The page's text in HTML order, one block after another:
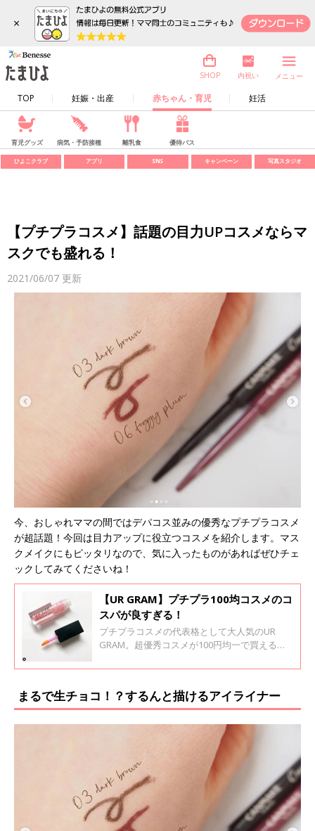
×
TOP 妊娠・出産 赤ちゃん・育児 妊活
SHOP 内祝い メニュー
育児グッズ 病気・予防接種 離乳食 優待パス
ひよこクラブ アプリ SNS キャンペーン 写真スタジオ
【プチプラコスメ】話題の目力UPコスメならマ
スクでも盛れる！
2021/06/07 更新
今、おしゃれママの間ではデパコス並みの優秀なプチプラコスメ
が超話題！今回は目力アップに役立つコスメを紹介します。マス
クメイクにもピッタリなので、気に入ったものがあればぜひチェ
ックしてみてくださいね！
【UR GRAM】プチプラ100均コスメのコ
スパが良すぎる！
プチプラコスメの代表格として大人気のUR
GRAM。超優秀コスメが100円均一で買えると
GRAMコスメのインスタ投稿を集めてみまし
まるで生チョコ！？するんと描けるアイライナー